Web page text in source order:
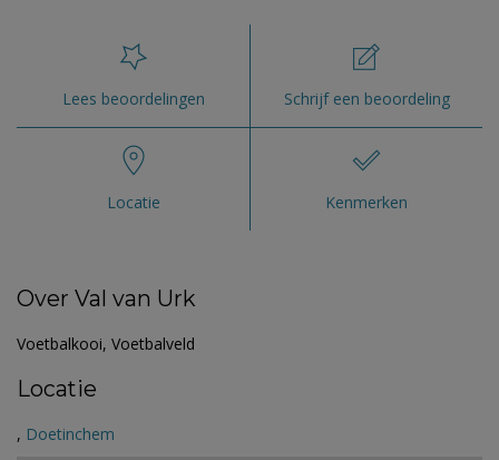
Lees beoordelingen Schrijf een beoordeling
Locatie Kenmerken
Over Val van Urk
Voetbalkooi, Voetbalveld
Locatie
, Doetinchem